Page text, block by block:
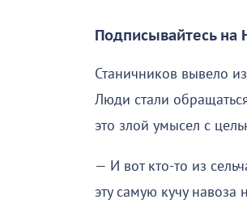
Подписывайтесь на
Станичников вывело
Люди стали
это злой умысел с
— И вот кто-то из
эту самую кучу